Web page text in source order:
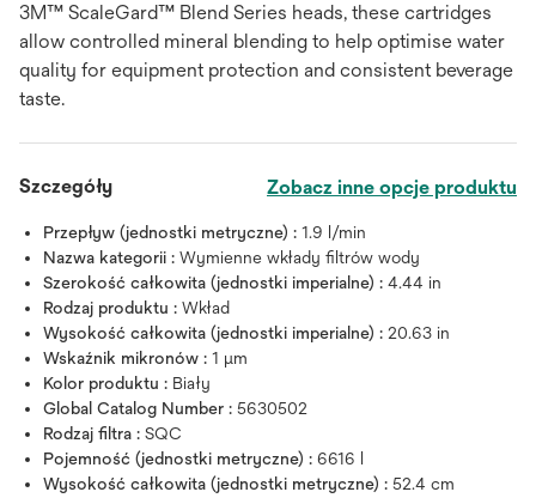
3M™ ScaleGard™ Blend Series heads, these cartridges
allow controlled mineral blending to help optimise water
quality for equipment protection and consistent beverage
taste.
Szczegóły Zobacz inne opcje produktu
Przepływ (jednostki metryczne) : 1.9 l/min
Nazwa kategorii : Wymienne wkłady filtrów wody
Szerokość całkowita (jednostki imperialne) : 4.44 in
Rodzaj produktu : Wkład
Wysokość całkowita (jednostki imperialne) : 20.63 in
Wskaźnik mikronów : 1 μm
Kolor produktu : Biały
Global Catalog Number : 5630502
Rodzaj filtra : SQC
Pojemność (jednostki metryczne) : 6616 l
Wysokość całkowita (jednostki metryczne) : 52.4 cm